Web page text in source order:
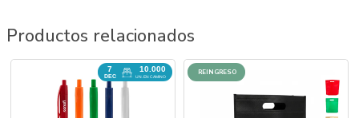
Productos relacionados
7
DEC
10.000
UN. EN CAMINO
REINGRESO